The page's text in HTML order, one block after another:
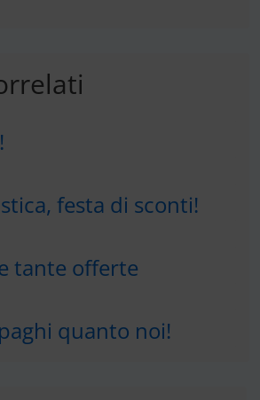
festa di sconti!
tante offerte
quanto noi!